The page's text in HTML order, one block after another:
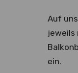
Auf
jeweils
ein.